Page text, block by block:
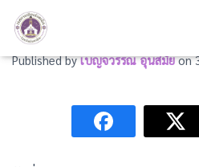
ร่วมประชุมคณะกรรม
Published byเบญจวรรณ อุ่นสมัยon